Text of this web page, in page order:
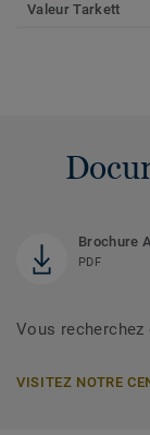
Valeur Tarkett
Brochure
PDF
Vous
VISITEZ NOTRE